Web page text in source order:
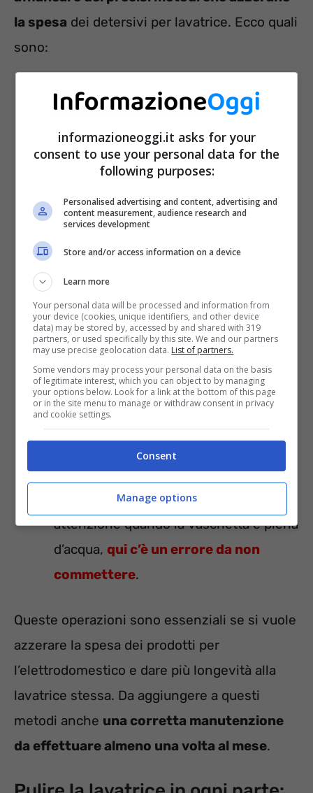
la spesa dei detersivi per lavatrice. Ecco quali
sono:
non deve essere mai troppa
Un’eccessiva dose forma dei residui
molto ostici da eliminare;
Dopo ogni lavaggio bisognalasciare la
porta e la vaschetta del detersivo
. In questo modo si darà la
possibilità all’aria di circolare
liberamente andando a prevenire la
formazione di muffe. Da prestare
attenzione quando la vaschetta è piena
d’acqua, qui c’è un errore da non
commettere.
Queste operazioni sono essenziali se si vuole
azzerare la spesa dei prodotti per
l’elettrodomestico e dare più longevità alla
lavatrice stessa. Da aggiungere a questi
metodi anche una corretta manutenzione
da effettuare almeno una volta al mese.
informazioneoggi.it asks for your
consent to use your personal data for the
following purposes:
Personalised advertising and content, advertising and
content measurement, audience research and
services development
Store and/or access information on a device
Learn more
Your personal data will be processed and information from
your device (cookies, unique identifiers, and other device
data) may be stored by, accessed by and shared with 319
partners, or used specifically by this site. We and our partners
may use precise geolocation data. List of partners.
Some vendors may process your personal data on the basis
of legitimate interest, which you can object to by managing
your options below. Look for a link at the bottom of this page
or in the site menu to manage or withdraw consent in privacy
and cookie settings.
Consent
Manage options